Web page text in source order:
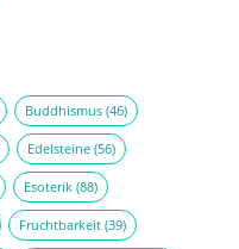
Buddhismus(46)
Edelsteine(56)
Esoterik(88)
Fruchtbarkeit(39)